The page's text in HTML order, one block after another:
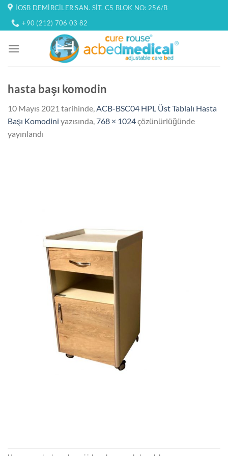
İçeriğe
atla
İOSB DEMIRCILER SAN. SIT. C5 BLOK NO: 256/B
+90 (212) 706 03 82
hasta başı komodin
10 Mayıs 2021 tarihinde,ACB-BSC04 HPL Üst Tablalı Hasta
Başı Komodini yazısında,768 × 1024çözünürlüğünde
yayınlandı